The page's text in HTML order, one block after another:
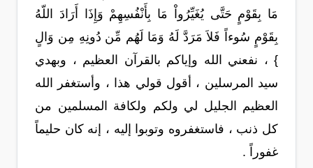
مَا بِقَوْمٍ حَتَّى يُغَيِّرُواْ مَا بِأَنْفُسِهِمْ وَإِذَا أَرَادَ اللّهُ
بِقَوْمٍ سُوءاً فَلاَ مَرَدَّ لَهُ وَمَا لَهُم مِّن دُونِهِ مِن وَالٍ
} ، نفعني الله وإياكم بالقرآن العظيم ، وبهدي
سيد المرسلين ، أقول قولي هذا ، وأستغفر الله
العظيم الجليل لي ولكم ولكافة المسلمين من
كل ذنب ، فاستغفروه وتوبوا إليه ، إنه كان حليماً
غفوراً .